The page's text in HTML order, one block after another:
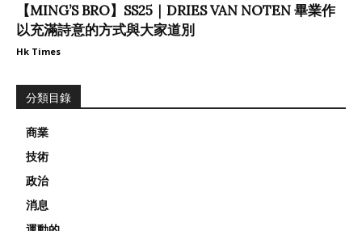
【MING’S BRO】SS25｜DRIES VAN NOTEN 畢業作
以充滿詩意的方式與大家道別
Hk Times
分類目錄
商業
技術
政治
消息